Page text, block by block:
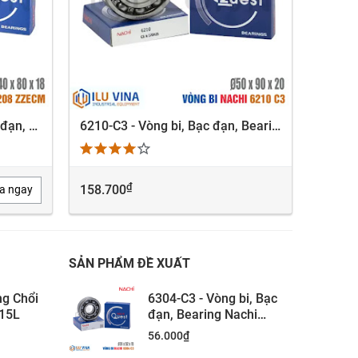
6208-ZZECM - Vòng bi, Bạc đạn, Bearing Nachi 6208-ZZECM
ngay
XEM NHANH 6210-C3 - Vòng bi, Bạc đạn, Bearing Nachi 6210-C3
158.700₫
Chổi
SẢN PHẨM ĐỀ XUẤT
6304-C3 - Vòng bi, Bạc
đạn, Bearing Nachi
6304-C3
56.000₫